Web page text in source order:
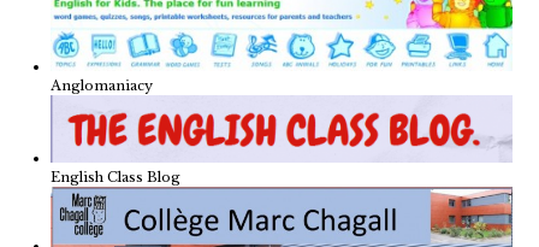
Anglomaniacy
English Class Blog